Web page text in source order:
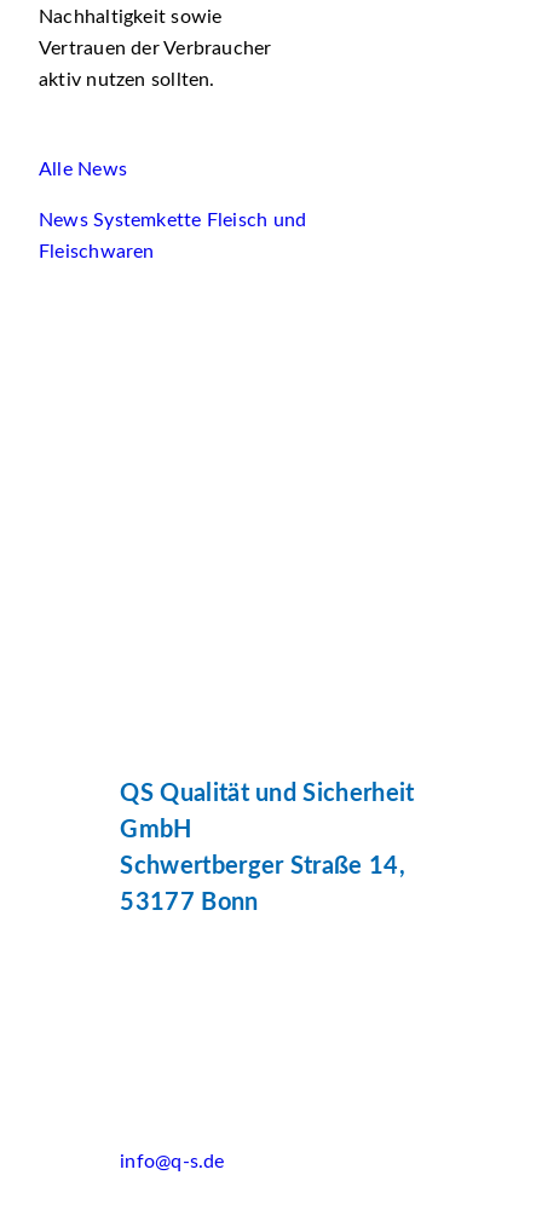
Nachhaltigkeit sowie
Vertrauen der Verbraucher
aktiv nutzen sollten.
Alle News
News Systemkette Fleisch und
Fleischwaren
QS Qualität und Sicherheit
GmbH
Schwertberger Straße 14,
53177 Bonn
info@q-s.de